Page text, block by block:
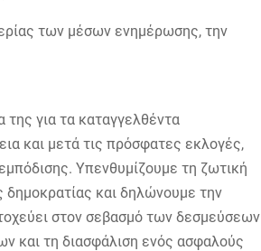
των μέσων ενημέρωσης, την
για τα καταγγελθέντα
και μετά τις πρόσφατες εκλογές,
Υπενθυμίζουμε τη ζωτική
και δηλώνουμε την
στον σεβασμό των δεσμεύσεων
και τη διασφάλιση ενός ασφαλούς